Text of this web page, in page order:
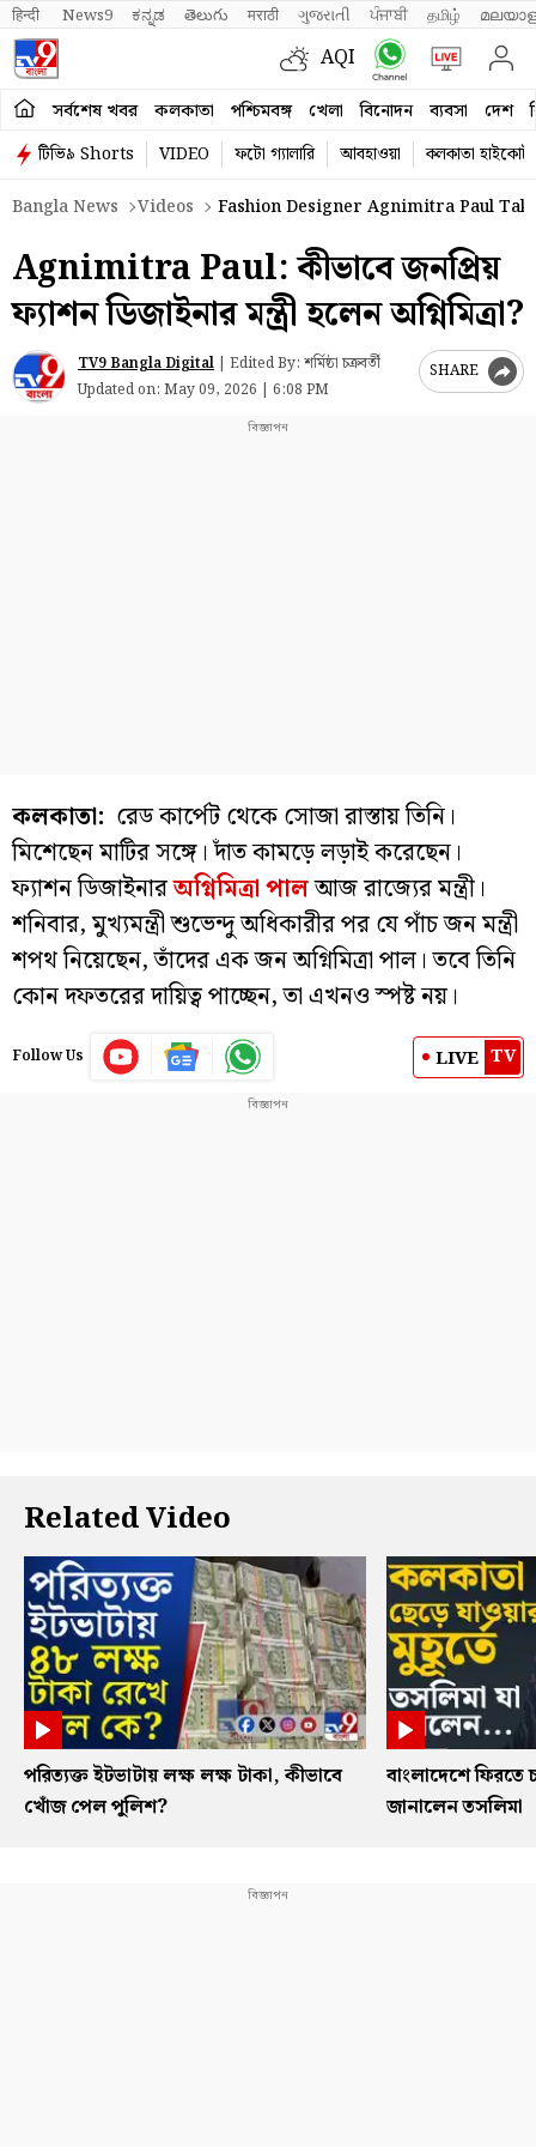
हिन्दी News9 ಕನ್ನಡ తెలుగు मराठी ગુજરાતી ਪੰਜਾਬੀ தமிழ்
AQI
সর্বশেষ খবর কলকাতা পশ্চিমবঙ্গ খেলা বিনোদন ব্যবসা দেশ
টিভি৯ Shorts VIDEO ফটো গ্যালারি আবহাওয়া
কলকাতা হাইকোর্ট
Bangla News
Videos Fashion Designer Agnimitra Paul
Agnimitra Paul: কীভাবে জনপ্রিয়
ফ্যাশন ডিজাইনার মন্ত্রী হলেন অগ্নিমিত্রা?
TV9 Bangla Digital | Edited By: শর্মিষ্ঠা চক্রবর্তী
Updated on: May 09, 2026 | 6:08 PM
SHARE
কলকাতা: রেড কার্পেট থেকে সোজা রাস্তায় তিনি।
মিশেছেন মাটির সঙ্গে। দাঁত কামড়ে লড়াই করেছেন।
ফ্যাশন ডিজাইনারঅগ্নিমিত্রা পালআজ রাজ্যের মন্ত্রী।
শনিবার, মুখ্যমন্ত্রী শুভেন্দু অধিকারীর পর যে পাঁচ জন মন্ত্রী
শপথ নিয়েছেন, তাঁদের এক জন অগ্নিমিত্রা পাল। তবে তিনি
কোন দফতরের দায়িত্ব পাচ্ছেন, তা এখনও স্পষ্ট নয়।
Follow Us LIVE TV
Related Video
পরিত্যক্ত ইটভাটায় লক্ষ লক্ষ টাকা, কীভাবে
খোঁজ পেল পুলিশ?
বাংলাদেশে ফিরতে
জানালেন তসলিমা